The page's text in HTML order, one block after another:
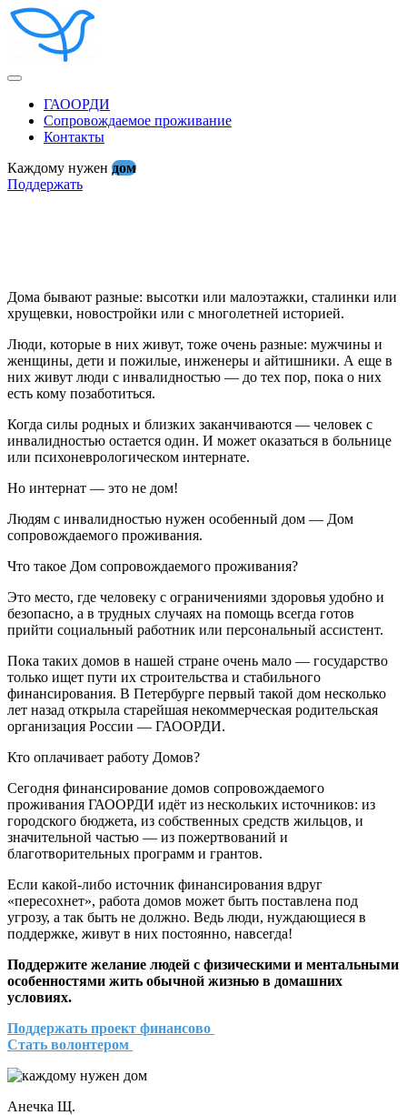
ГАООРДИ
Сопровождаемое проживание
Контакты
Каждому нужен дом
Поддержать
Дома бывают разные: высотки или малоэтажки, сталинки или
хрущевки, новостройки или с многолетней историей.
Люди, которые в них живут, тоже очень разные: мужчины и
женщины, дети и пожилые, инженеры и айтишники. А еще в
них живут люди с инвалидностью — до тех пор, пока о них
есть кому позаботиться.
Когда силы родных и близких заканчиваются — человек с
инвалидностью остается один. И может оказаться в больнице
или психоневрологическом интернате.
Но интернат — это не дом!
Людям с инвалидностью нужен особенный дом — Дом
сопровождаемого проживания.
Что такое Дом сопровождаемого проживания?
Это место, где человеку с ограничениями здоровья удобно и
безопасно, а в трудных случаях на помощь всегда готов
прийти социальный работник или персональный ассистент.
Пока таких домов в нашей стране очень мало — государство
только ищет пути их строительства и стабильного
финансирования. В Петербурге первый такой дом несколько
лет назад открыла старейшая некоммерческая родительская
организация России — ГАООРДИ.
Кто оплачивает работу Домов?
Сегодня финансирование домов сопровождаемого
проживания ГАООРДИ идёт из нескольких источников: из
городского бюджета, из собственных средств жильцов, и
значительной частью — из пожертвований и
благотворительных программ и грантов.
Если какой-либо источник финансирования вдруг
«пересохнет», работа домов может быть поставлена под
угрозу, а так быть не должно. Ведь люди, нуждающиеся в
поддержке, живут в них постоянно, навсегда!
Поддержите желание людей с физическими и ментальными
особенностями жить обычной жизнью в домашних
условиях.
Поддержать проект финансово
Стать волонтером
Анечка Щ.